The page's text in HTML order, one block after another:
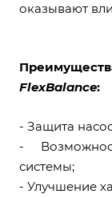
оказывают
FlexBalance:
- Защита
-
системы;
- Улучшение